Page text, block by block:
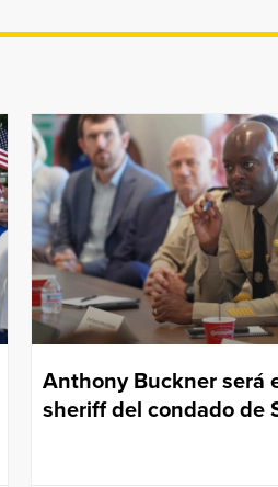
Anthony Buckner será
sheriff del condado de